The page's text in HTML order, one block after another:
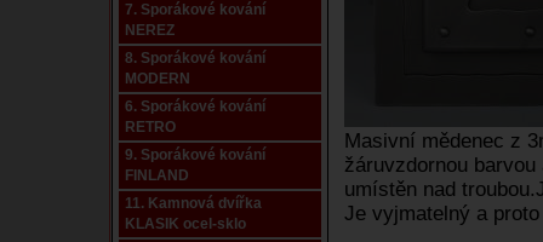
7. Sporákové kování
NEREZ
8. Sporákové kování
MODERN
6. Sporákové kování
RETRO
9. Sporákové kování
FINLAND
11. Kamnová dvířka
KLASIK ocel-sklo
Masivní mědenec z
žáruvzdornou
umístěn nad
Je vyjmatelný a